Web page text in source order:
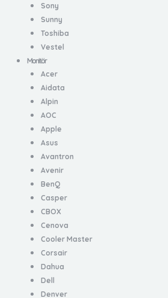
Sony
Sunny
Toshiba
Vestel
Monitör
Acer
Aidata
Alpin
AOC
Apple
Asus
Avantron
Avenir
BenQ
Casper
CBOX
Cenova
Cooler Master
Corsair
Dahua
Dell
Denver